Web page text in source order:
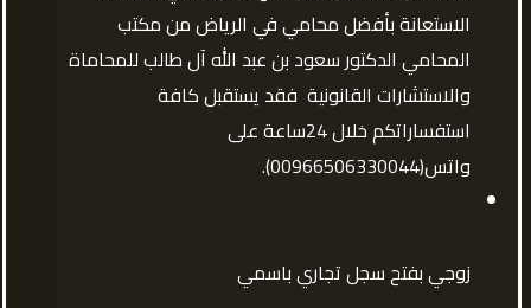
الاستعانة بأفضل محامي في الرياض من مكتب
المحامي الدكتور سعود بن عبد الله آل طالب للمحاماة
والاستشارات القانونية فقد يستقبل كافة
استفساراتكم خلال 24ساعة على
واتس(00966506330044).
زوجي بفتح سجل تجاري باسمي